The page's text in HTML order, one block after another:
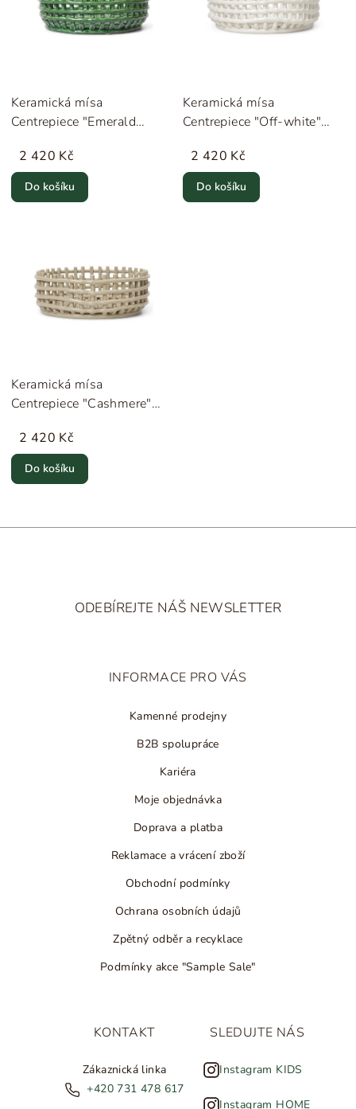
Keramická mísa
Centrepiece "Emerald
2 420 Kč
Do košíku
Keramická mísa
Centrepiece "Off-white"
2 420 Kč
Do košíku
Keramická mísa
Centrepiece "Cashmere"
2 420 Kč
Do košíku
ODEBÍREJTE NÁŠ NEWSLETTER
INFORMACE PRO VÁS
Kamenné prodejny
B2B spolupráce
Kariéra
Moje objednávka
Doprava a platba
Reklamace a vrácení zboží
Obchodní podmínky
Ochrana osobních údajů
Zpětný odběr a recyklace
Podmínky akce "Sample Sale"
KONTAKT
Zákaznická linka
+420 731 478 617
SLEDUJTE NÁS
Instagram KIDS
Instagram HOME